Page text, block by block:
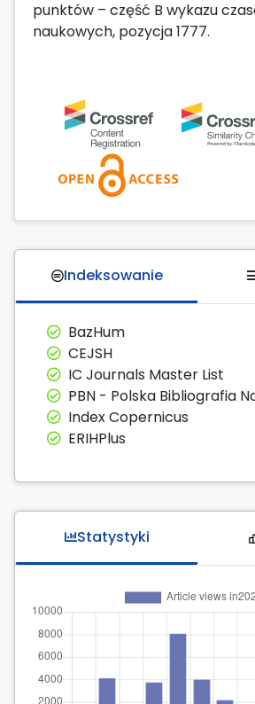
punktów – część B wykazu
naukowych, pozycja 1777.
Indeksowanie
BazHum
CEJSH
IC Journals Master List
PBN - Polska Bibliografia
Index Copernicus
ERIHPlus
Statystyki